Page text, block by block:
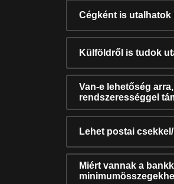
Cégként is utalhatok
Külföldről is tudok
Van-e lehetőség
rendszerességgel
Lehet postai
Miért vannak a